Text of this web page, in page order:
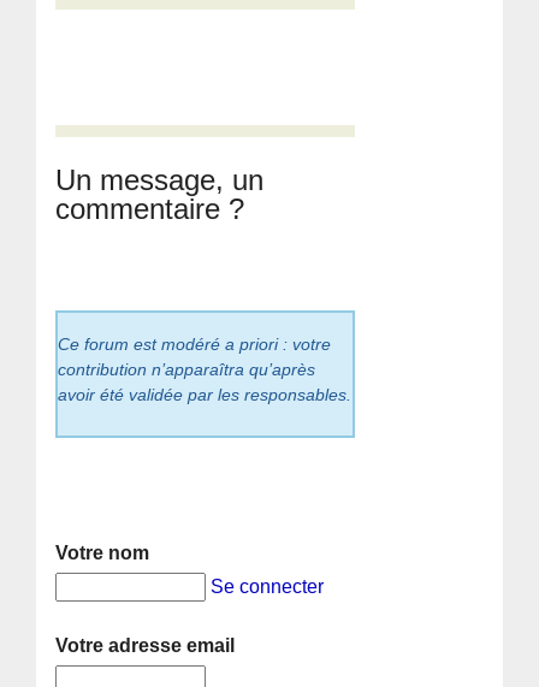
Un message, un
commentaire ?
Ce forum est modéré a priori : votre
contribution n’apparaîtra qu’après
avoir été validée par les responsables.
Votre nom
Se connecter
Votre adresse email